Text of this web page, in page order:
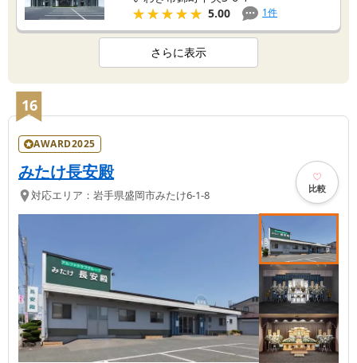
★★★★★
★★★★★ 5.00 1件
さらに表示
16
AWARD2025
みたけ長安殿
対応エリア： 岩手県盛岡市みたけ6-1-8 比較